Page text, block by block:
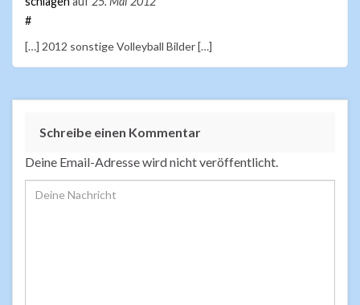
o
k
e
r
s
A
p
#
[…] 2012 sonstige Volleyball Bilder […]
Schreibe einen Kommentar
Deine Email-Adresse wird nicht veröffentlicht.